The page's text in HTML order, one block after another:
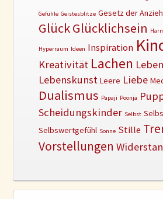
Gefühle Geistesblitze Gesetz der
GlückGlücklichsein
Hyperraum Ideen Inspiration
Kreativität Lachen
Lebenskunst Leere Liebe
Dualismus Papaji Poonja
Scheidungskinder Selbst
Selbswertgefühl Sonne Stille
Vorstellungen